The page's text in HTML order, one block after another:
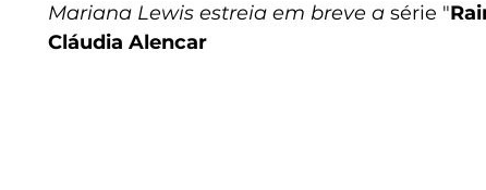
Mariana Lewis estreia em breve a série "
Cláudia Alencar